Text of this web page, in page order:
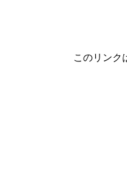
このリンク